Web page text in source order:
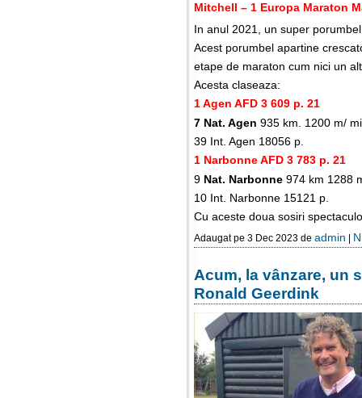
Mitchell – 1 Europa Maraton
In anul 2021, un super
Acest porumbel apartine
etape de maraton cum nici un
Acesta claseaza:
1 Agen AFD 3 609 p. 21
7 Nat. Agen 935 km. 1200 m/
39 Int. Agen 18056 p.
1 Narbonne AFD 3 783 p. 21
9 Nat. Narbonne 974 km 1288
10 Int. Narbonne 15121 p.
Cu aceste doua sosiri
Adaugat pe 3 Dec 2023 de admin |
Acum, la vânzare, un
Ronald Geerdink